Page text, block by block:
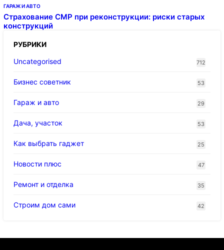
ГАРАЖ И АВТО
Страхование СМР при реконструкции: риски старых
конструкций
РУБРИКИ
Uncategorised
712
Бизнес советник 53
Гараж и авто 29
Дача, участок 53
Как выбрать гаджет 25
Новости плюс 47
Ремонт и отделка 35
Строим дом сами 42